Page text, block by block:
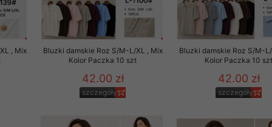
, Mix
Bluzki damskie Roz S/M-L/XL , Mix
Kolor Paczka 10 szt
42.00 zł
szczegóły
Bluzki damskie Roz S/M-
Kolor Paczka 10
42.00 zł
szczegóły
osobowych.
udzielonego przez
29 sierpnia 1997 r. o
przechowujemy na